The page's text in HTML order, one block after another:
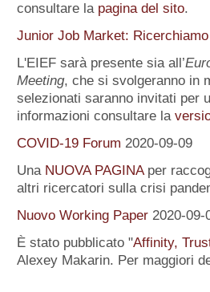
consultare la pagina del sito.
Junior Job Market:
L'EIEF sarà presente sia all’
Meeting, che si svolgeranno in
selezionati saranno invitati per
informazioni consultare la
COVID-19 Forum 2020-09-09
Una NUOVA PAGINAper
altri ricercatori sulla crisi
Nuovo Working Paper 2020-09-
È stato pubblicato "Affinity,
Alexey Makarin. Per maggiori